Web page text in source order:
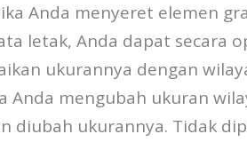
Anda menyeret elemen
letak, Anda dapat secara
ukurannya dengan
Anda mengubah ukuran
diubah ukurannya. Tidak